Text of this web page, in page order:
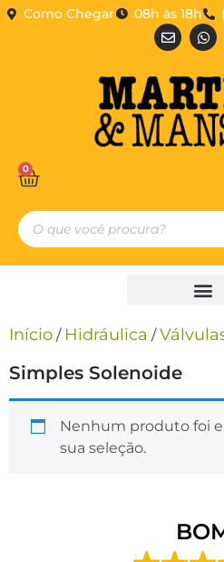
Como Chegar 08h às 18h
0
Início / Hidráulica /
Simples Solenoide
Nenhum produto foi
sua seleção.